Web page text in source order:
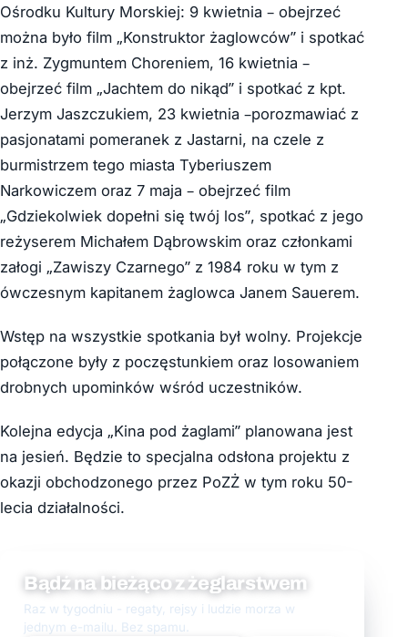
Ośrodku Kultury Morskiej: 9 kwietnia – obejrzeć
można było film „Konstruktor żaglowców” i spotkać
z inż. Zygmuntem Choreniem, 16 kwietnia –
obejrzeć film „Jachtem do nikąd” i spotkać z kpt.
Jerzym Jaszczukiem, 23 kwietnia –porozmawiać z
pasjonatami pomeranek z Jastarni, na czele z
burmistrzem tego miasta Tyberiuszem
Narkowiczem oraz 7 maja – obejrzeć film
„Gdziekolwiek dopełni się twój los”, spotkać z jego
reżyserem Michałem Dąbrowskim oraz członkami
załogi „Zawiszy Czarnego” z 1984 roku w tym z
ówczesnym kapitanem żaglowca Janem Sauerem.
Wstęp na wszystkie spotkania był wolny. Projekcje
połączone były z poczęstunkiem oraz losowaniem
drobnych upominków wśród uczestników.
Kolejna edycja „Kina pod żaglami” planowana jest
na jesień. Będzie to specjalna odsłona projektu z
okazji obchodzonego przez PoZŻ w tym roku 50-
lecia działalności.
Bądź na bieżąco z żeglarstwem
Raz w tygodniu - regaty, rejsy i ludzie morza w
jednym e-mailu. Bez spamu.